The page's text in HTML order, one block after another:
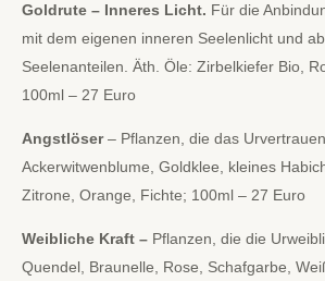
Goldrute – Inneres Licht. Für die
mit dem eigenen inneren Seelenlicht und
Seelenanteilen. Äth. Öle: Zirbelkiefer Bio,
100ml – 27 Euro
Angstlöser– Pflanzen, die das
Ackerwitwenblume, Goldklee, kleines
Zitrone, Orange, Fichte; 100ml – 27 Euro
Weibliche Kraft – Pflanzen, die die
Quendel, Braunelle, Rose, Schafgarbe,